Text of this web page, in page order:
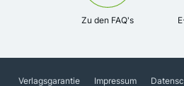
Zu den FAQ's
Verlagsgarantie Impressum